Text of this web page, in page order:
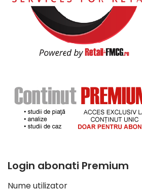
Login abonati Premium
Nume utilizator